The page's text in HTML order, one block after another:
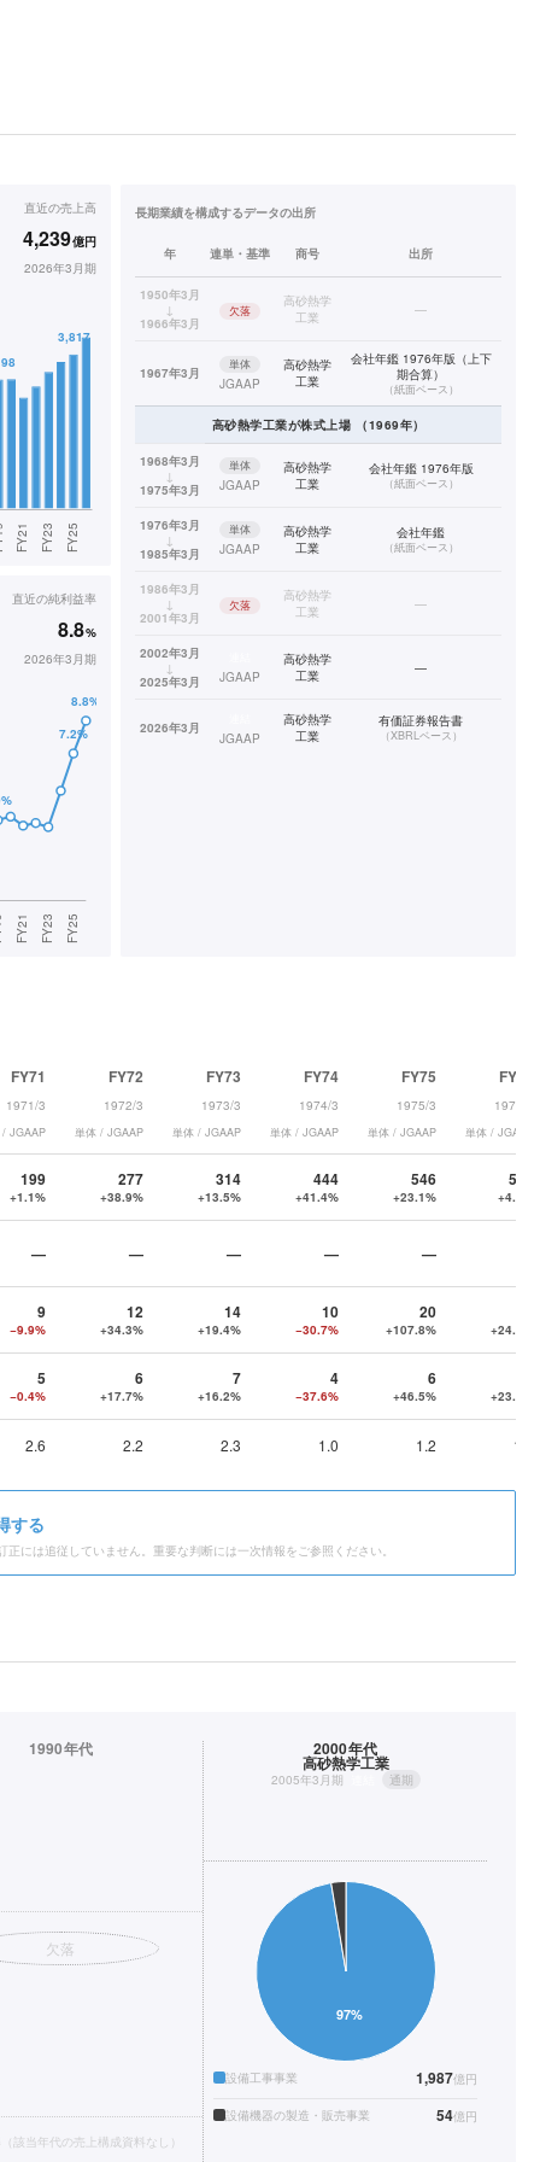
直近の売上高
4,239億円
2026年3月期
直近の純利益率
8.8%
2026年3月期
長期業績を構成するデータの出所
年 連単・基準 商号 出所
1950年3月
↓
1966年3月
欠落
高砂熱学
工業
—
1967年3月
単体
JGAAP
高砂熱学
工業
会社年鑑 1976年版（上下
期合算）
（紙面ベース）
高砂熱学工業が株式上場 （1969年）
1968年3月
↓
1975年3月
単体
JGAAP
高砂熱学
工業
会社年鑑 1976年版
（紙面ベース）
1976年3月
↓
1985年3月
単体
JGAAP
高砂熱学
工業
会社年鑑
（紙面ベース）
1986年3月
↓
2001年3月
欠落
高砂熱学
工業
—
2002年3月
↓
2025年3月
JGAAP
高砂熱学
工業
—
2026年3月
JGAAP
高砂熱学
工業
有価証券報告書
（XBRLベース）
FY71
1971/3
/ JGAAP
FY72
1972/3
単体 / JGAAP
FY73
1973/3
単体 / JGAAP
FY74
1974/3
単体 / JGAAP
FY75
1975/3
単体 / JGAAP
FY76
1976/3
単体 / JGAAP
199
+1.1%
277
+38.9%
314
+13.5%
444
+41.4%
546
+23.1%
571
+4.5%
— — — — —
9
−9.9%
12
+34.3%
14
+19.4%
10
−30.7%
20
+107.8% +24.6%
5
−0.4%
6
+17.7%
7
+16.2%
4
−37.6%
6
+46.5% +23.3%
2.6 2.2 2.3 1.0 1.2 1.4
する
には追従していません。重要な判断には一次情報をご参照ください。
1990年代
欠落
該当年代の売上構成資料なし）
2000年代
高砂熱学工業
2005年3月期 通期
設備工事事業 1,987億円
設備機器の製造・販売事業 54億円